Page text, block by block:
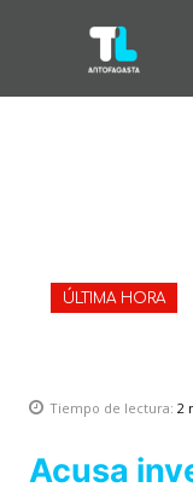
ÚLTIMA HORA
Tiempo de lectura: 2
Acusa